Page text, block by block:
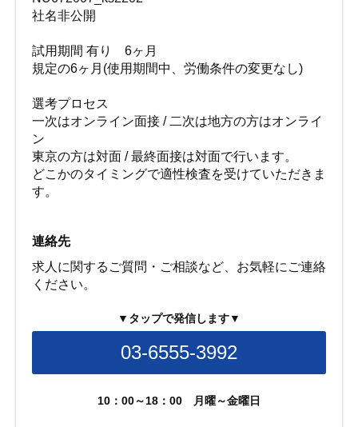
社名非公開
試用期間 有り 6ヶ月
規定の6ヶ月(使用期間中、労働条件の変更なし)
選考プロセス
一次はオンライン面接 / 二次は地方の方はオンライ
ン
東京の方は対面 / 最終面接は対面で行います。
どこかのタイミングで適性検査を受けていただきま
す。
連絡先
求人に関するご質問・ご相談など、お気軽にご連絡
ください。
▼タップで発信します▼
03-6555-3992
10：00～18：00 月曜～金曜日